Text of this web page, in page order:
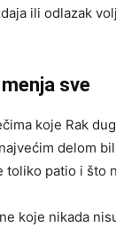
ili odlazak
sve
koje Rak
delom
patio i što
koje nikada